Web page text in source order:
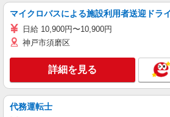
マイクロバスによる施設利用者送迎ドラ
日給 10,900円〜10,900円
神戸市須磨区
詳細を見る
代務運転士